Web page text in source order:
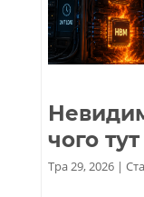
чого
Тра 29, 2026|